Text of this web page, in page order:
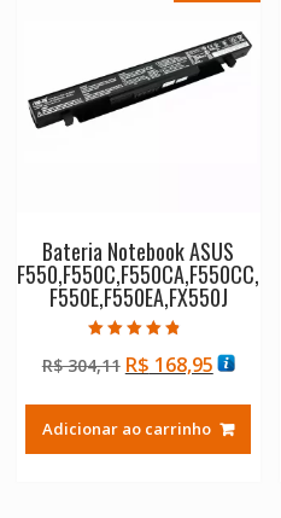
Bateria Notebook ASUS
F550,F550C,F550CA,F550CC,
F550E,F550EA,FX550J
4.50
de 5
R$304,11 O
original
era:
R$ 168,95O
atual
é:
Adicionar ao carrinho